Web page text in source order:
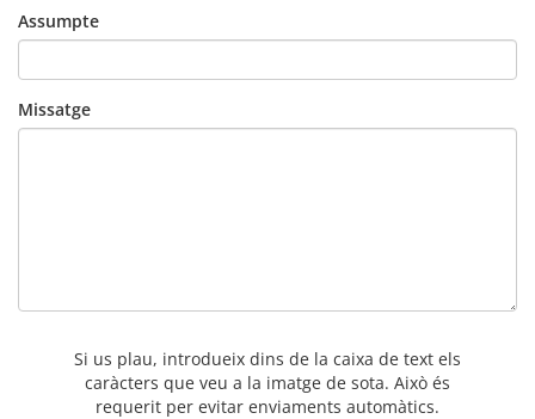
Assumpte
Missatge
Si us plau, introdueix dins de la caixa de text els
caràcters que veu a la imatge de sota. Això és
requerit per evitar enviaments automàtics.